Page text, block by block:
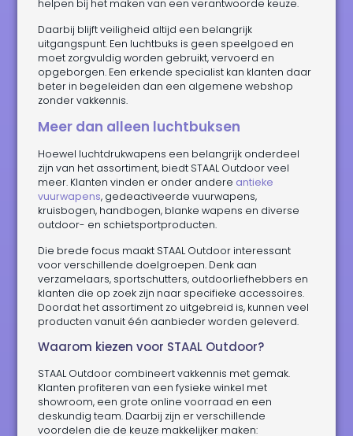
helpen bij het maken van een verantwoorde keuze.
Daarbij blijft veiligheid altijd een belangrijk
uitgangspunt. Een luchtbuks is geen speelgoed en
moet zorgvuldig worden gebruikt, vervoerd en
opgeborgen. Een erkende specialist kan klanten daar
beter in begeleiden dan een algemene webshop
zonder vakkennis.
Meer dan alleen luchtbuksen
Hoewel luchtdrukwapens een belangrijk onderdeel
zijn van het assortiment, biedt STAAL Outdoor veel
meer. Klanten vinden er onder andere antieke
vuurwapens, gedeactiveerde vuurwapens,
kruisbogen, handbogen, blanke wapens en diverse
outdoor- en schietsportproducten.
Die brede focus maakt STAAL Outdoor interessant
voor verschillende doelgroepen. Denk aan
verzamelaars, sportschutters, outdoorliefhebbers en
klanten die op zoek zijn naar specifieke accessoires.
Doordat het assortiment zo uitgebreid is, kunnen veel
producten vanuit één aanbieder worden geleverd.
Waarom kiezen voor STAAL Outdoor?
STAAL Outdoor combineert vakkennis met gemak.
Klanten profiteren van een fysieke winkel met
showroom, een grote online voorraad en een
deskundig team. Daarbij zijn er verschillende
voordelen die de keuze makkelijker maken: